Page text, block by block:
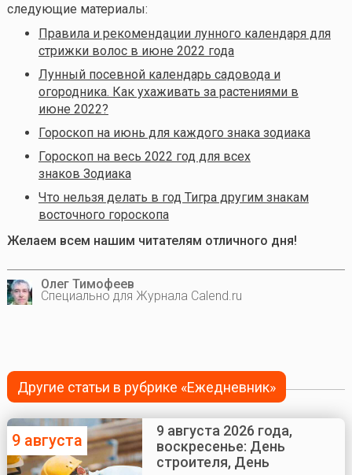
следующие материалы:
Правила и рекомендации лунного календаря для
стрижки волос в июне 2022 года
Лунный посевной календарь садовода и
огородника. Как ухаживать за растениями в
июне 2022?
Гороскоп на июнь для каждого знака зодиака
Гороскоп на весь 2022 год для всех
знаков Зодиака
Что нельзя делать в год Тигра другим знакам
восточного гороскопа
Желаем всем нашим читателям отличного дня!
Олег Тимофеев
Специально для Журнала Calend.ru
Другие статьи в рубрике «Ежедневник»
9 августа
9 августа 2026 года,
воскресенье: День
строителя, День